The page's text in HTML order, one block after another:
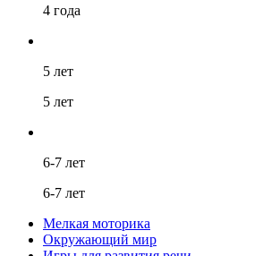
4 года
5 лет
5 лет
6-7 лет
6-7 лет
Мелкая моторика
Окружающий мир